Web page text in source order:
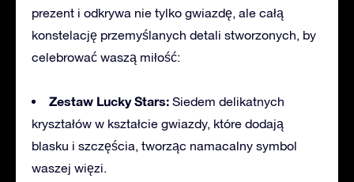
prezent i odkrywa nie tylko gwiazdę, ale całą
konstelację przemyślanych detali stworzonych, by
celebrować waszą miłość:
Zestaw Lucky Stars: Siedem delikatnych
kryształów w kształcie gwiazdy, które dodają
blasku i szczęścia, tworząc namacalny symbol
waszej więzi.